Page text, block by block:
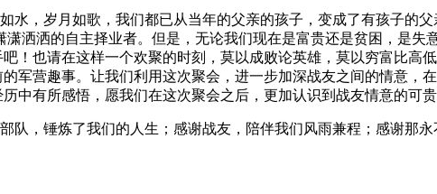
，岁月如歌，我们都已从当年的父亲的孩子，变成了有孩子的
洒洒的自主择业者。但是，无论我们现在是富贵还是贫困，是失
！也请在这样一个欢聚的时刻，莫以成败论英雄，莫以穷富比高
军营趣事。让我们利用这次聚会，进一步加深战友之间的情意，
中有所感悟，愿我们在这次聚会之后，更加认识到战友情意的可
，锤炼了我们的人生；感谢战友，陪伴我们风雨兼程；感谢那